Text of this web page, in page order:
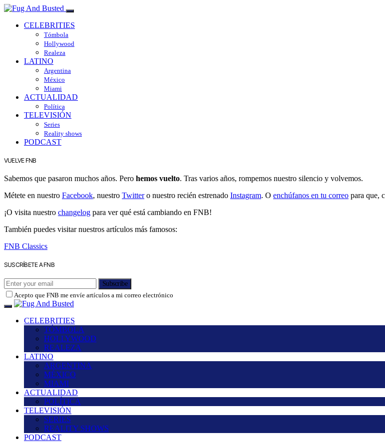
CELEBRITIES
Tómbola
Hollywood
Realeza
LATINO
Argentina
México
Miami
ACTUALIDAD
Política
TELEVISIÓN
Series
Reality shows
PODCAST
VUELVE FNB
Sabemos que pasaron muchos años. Pero hemos vuelto. Tras varios años, rompemos nuestro silencio y volvemos.
Métete en nuestro Facebook, nuestro Twittero nuestro recién estrenado Instagram. O enchúfanos en tu correo para que,
¡O visita nuestro changelog para ver qué está cambiando en FNB!
También puedes visitar nuestros artículos más famosos:
FNB Classics
SUSCRÍBETE A FNB
Subscribe
Acepto que FNB me envíe artículos a mi correo electrónico
CELEBRITIES
TÓMBOLA
HOLLYWOOD
REALEZA
LATINO
ARGENTINA
MÉXICO
MIAMI
ACTUALIDAD
POLÍTICA
TELEVISIÓN
SERIES
REALITY SHOWS
PODCAST